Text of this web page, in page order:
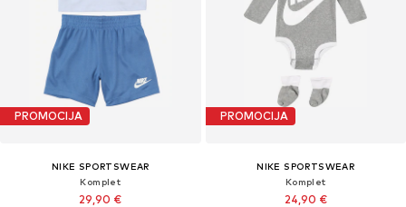
PROMOCIJA
NIKE SPORTSWEAR
Komplet
29,90 €
PROMOCIJA
NIKE SPORTSWEAR
Komplet
24,90 €